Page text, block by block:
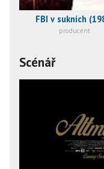
FBI v sukních
producent
Scénář